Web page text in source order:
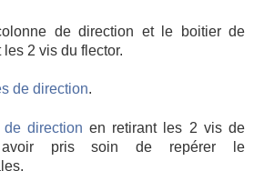
de direction et le boitier de
2 vis du flector.
de direction.
direction en retirant les 2 vis de
avoir pris soin de repérer le